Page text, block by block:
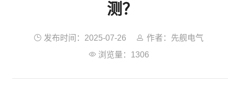
测？
 发布时间：2025-07-26  作者：先舰电气
浏览量：1306